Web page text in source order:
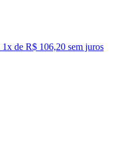
1x de R$ 106,20 sem juros